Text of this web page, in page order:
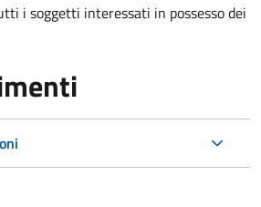
i soggetti interessati in possesso dei